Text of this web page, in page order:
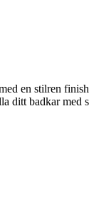
en stilren
ditt badkar med